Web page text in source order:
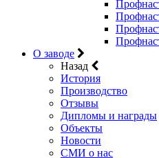
О заводе
Назад
История
Производство
Отзывы
Дипломы и награды
Объекты
Новости
СМИ о нас